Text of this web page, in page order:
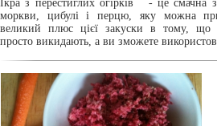
Ікра з перестиглих огірків - це смачна
моркви, цибулі і перцю, яку можна
великий плюс цієї закуски в тому, що
просто викидають, а ви зможете